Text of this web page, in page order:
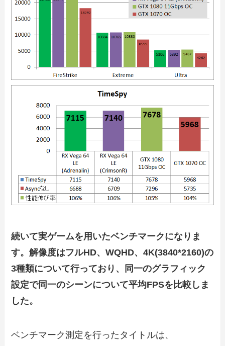
続いて実ゲームを用いたベンチマークになりま
す。解像度はフルHD、WQHD、4K(3840*2160)の
3種類について行っており、同一のグラフィック
設定で同一のシーンについて平均FPSを比較しま
した。
ベンチマーク測定を行ったタイトルは、